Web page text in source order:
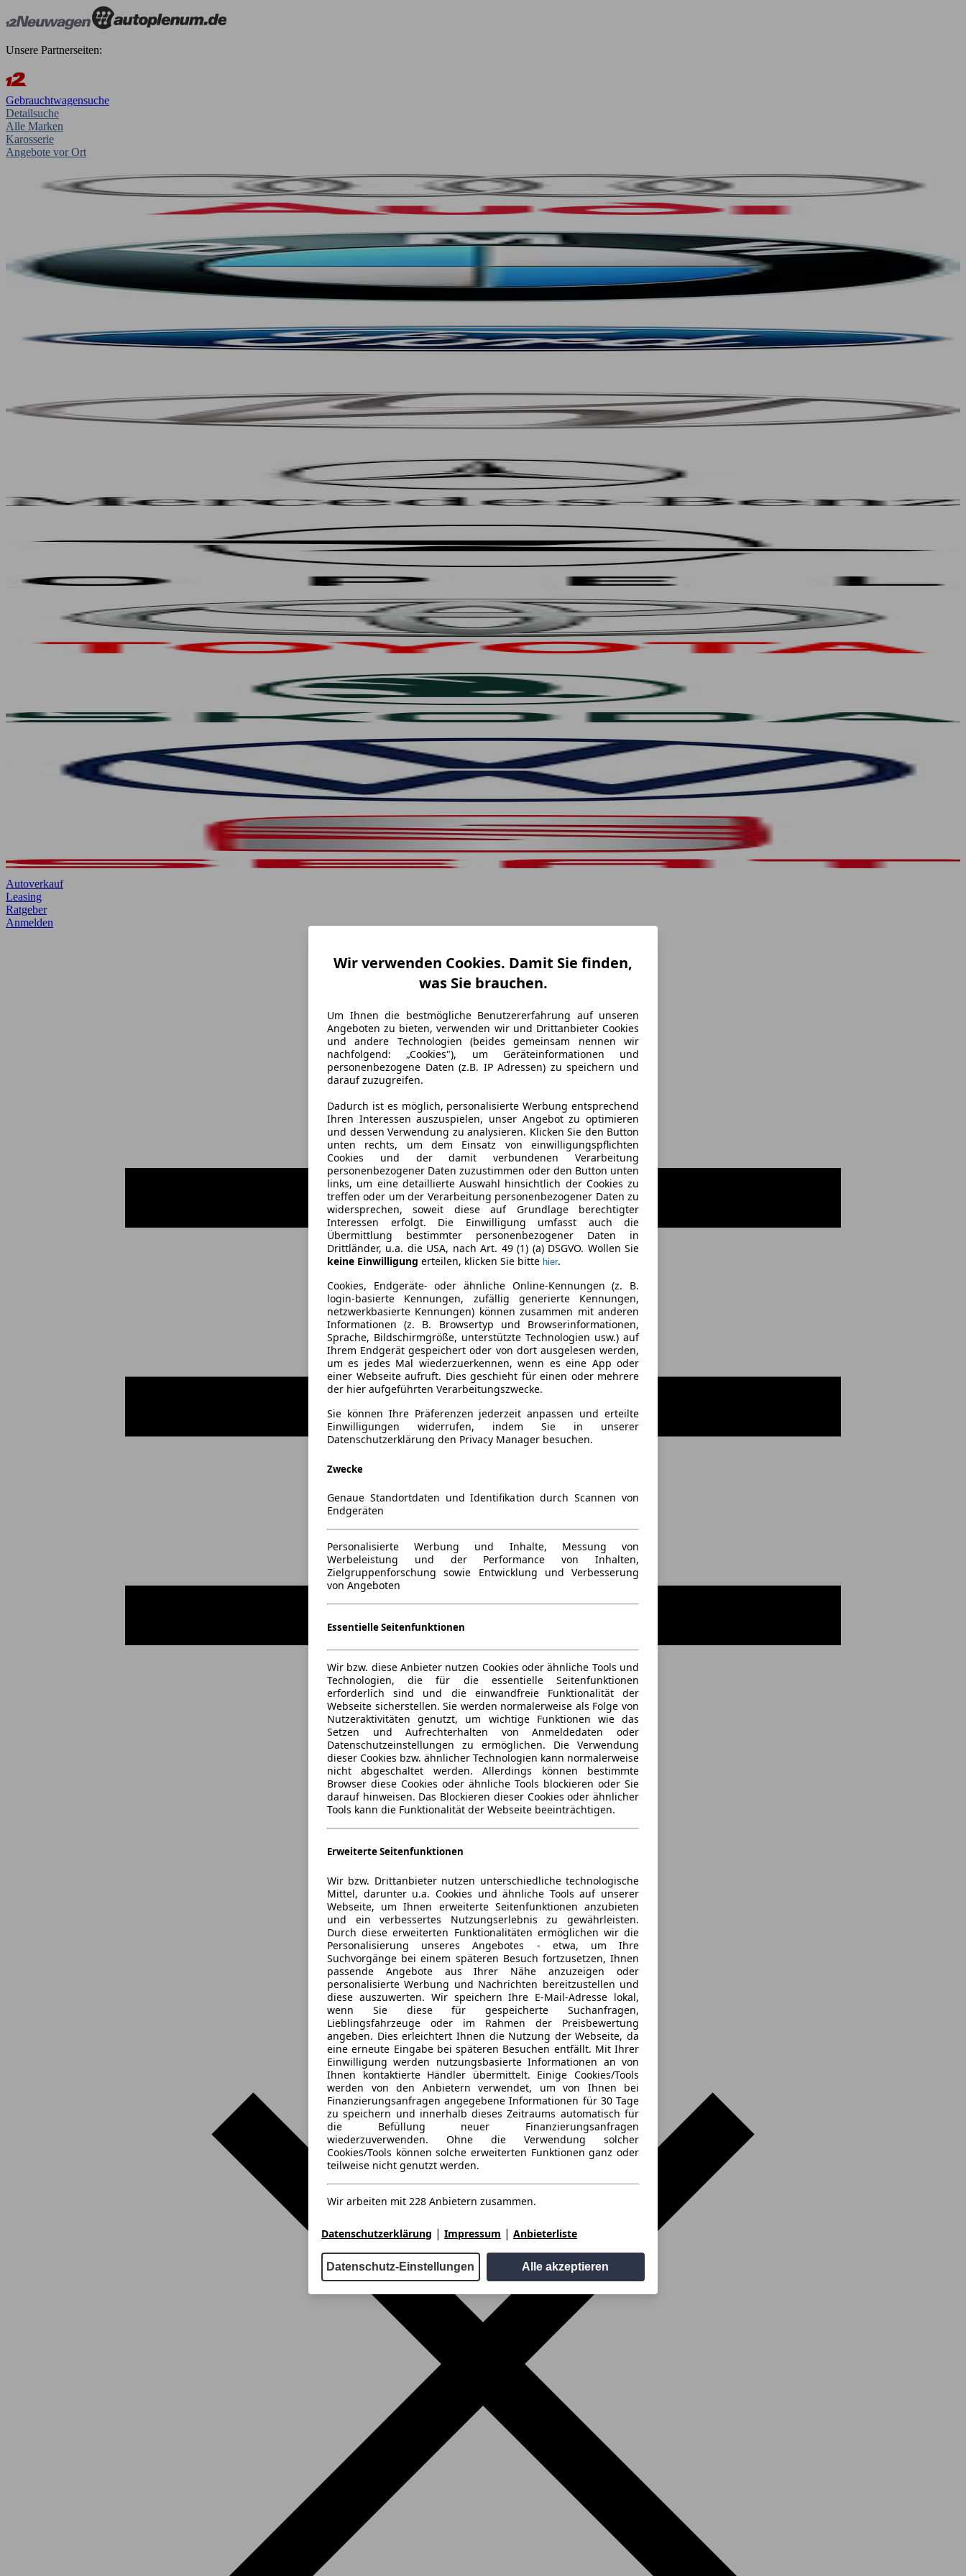
Unsere Partnerseiten:
Wir verwenden Cookies. Damit Sie finden,
was Sie brauchen.
Um Ihnen die bestmögliche Benutzererfahrung auf unseren
Angeboten zu bieten, verwenden wir und Drittanbieter Cookies
und andere Technologien (beides gemeinsam nennen wir
nachfolgend: „Cookies"), um Geräteinformationen und
personenbezogene Daten (z.B. IP Adressen) zu speichern und
darauf zuzugreifen.
Dadurch ist es möglich, personalisierte Werbung entsprechend
Ihren Interessen auszuspielen, unser Angebot zu optimieren
und dessen Verwendung zu analysieren. Klicken Sie den Button
unten rechts, um dem Einsatz von einwilligungspflichten
Cookies und der damit verbundenen Verarbeitung
personenbezogener Daten zuzustimmen oder den Button unten
links, um eine detaillierte Auswahl hinsichtlich der Cookies zu
treffen oder um der Verarbeitung personenbezogener Daten zu
widersprechen, soweit diese auf Grundlage berechtigter
Interessen erfolgt. Die Einwilligung umfasst auch die
Übermittlung bestimmter personenbezogener Daten in
Drittländer, u.a. die USA, nach Art. 49 (1) (a) DSGVO. Wollen Sie
keine Einwilligung erteilen, klicken Sie bitte hier.
Cookies, Endgeräte- oder ähnliche Online-Kennungen (z. B.
login-basierte Kennungen, zufällig generierte Kennungen,
netzwerkbasierte Kennungen) können zusammen mit anderen
Informationen (z. B. Browsertyp und Browserinformationen,
Sprache, Bildschirmgröße, unterstützte Technologien usw.) auf
Ihrem Endgerät gespeichert oder von dort ausgelesen werden,
um es jedes Mal wiederzuerkennen, wenn es eine App oder
einer Webseite aufruft. Dies geschieht für einen oder mehrere
der hier aufgeführten Verarbeitungszwecke.
Sie können Ihre Präferenzen jederzeit anpassen und erteilte
Einwilligungen widerrufen, indem Sie in unserer
Datenschutzerklärung den Privacy Manager besuchen.
Zwecke
Genaue Standortdaten und Identifikation durch Scannen von
Endgeräten
Personalisierte Werbung und Inhalte, Messung von
Werbeleistung und der Performance von Inhalten,
Zielgruppenforschung sowie Entwicklung und Verbesserung
von Angeboten
Essentielle Seitenfunktionen
Wir bzw. diese Anbieter nutzen Cookies oder ähnliche Tools und
Technologien, die für die essentielle Seitenfunktionen
erforderlich sind und die einwandfreie Funktionalität der
Webseite sicherstellen. Sie werden normalerweise als Folge von
Nutzeraktivitäten genutzt, um wichtige Funktionen wie das
Setzen und Aufrechterhalten von Anmeldedaten oder
Datenschutzeinstellungen zu ermöglichen. Die Verwendung
dieser Cookies bzw. ähnlicher Technologien kann normalerweise
nicht abgeschaltet werden. Allerdings können bestimmte
Browser diese Cookies oder ähnliche Tools blockieren oder Sie
darauf hinweisen. Das Blockieren dieser Cookies oder ähnlicher
Tools kann die Funktionalität der Webseite beeinträchtigen.
Erweiterte Seitenfunktionen
Wir bzw. Drittanbieter nutzen unterschiedliche technologische
Mittel, darunter u.a. Cookies und ähnliche Tools auf unserer
Webseite, um Ihnen erweiterte Seitenfunktionen anzubieten
und ein verbessertes Nutzungserlebnis zu gewährleisten.
Durch diese erweiterten Funktionalitäten ermöglichen wir die
Personalisierung unseres Angebotes - etwa, um Ihre
Suchvorgänge bei einem späteren Besuch fortzusetzen, Ihnen
passende Angebote aus Ihrer Nähe anzuzeigen oder
personalisierte Werbung und Nachrichten bereitzustellen und
diese auszuwerten. Wir speichern Ihre E-Mail-Adresse lokal,
wenn Sie diese für gespeicherte Suchanfragen,
Lieblingsfahrzeuge oder im Rahmen der Preisbewertung
angeben. Dies erleichtert Ihnen die Nutzung der Webseite, da
eine erneute Eingabe bei späteren Besuchen entfällt. Mit Ihrer
Einwilligung werden nutzungsbasierte Informationen an von
Ihnen kontaktierte Händler übermittelt. Einige Cookies/Tools
werden von den Anbietern verwendet, um von Ihnen bei
Finanzierungsanfragen angegebene Informationen für 30 Tage
zu speichern und innerhalb dieses Zeitraums automatisch für
die Befüllung neuer Finanzierungsanfragen
wiederzuverwenden. Ohne die Verwendung solcher
Cookies/Tools können solche erweiterten Funktionen ganz oder
teilweise nicht genutzt werden.
Wir arbeiten mit 228 Anbietern zusammen.
Datenschutzerklärung | Impressum | Anbieterliste
Datenschutz-Einstellungen Alle akzeptieren
Gebrauchtwagensuche
Detailsuche
Alle Marken
Karosserie
Angebote vor Ort
Autoverkauf
Leasing
Ratgeber
Anmelden